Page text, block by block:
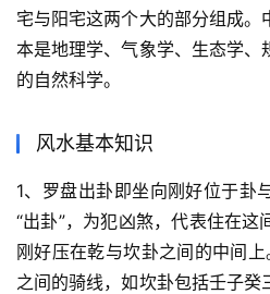
宅与阳宅这两个大的部分组成
本是地理学、气象学、生态学、
的自然科学。
风水基本知识
1、罗盘出卦即坐向刚好位于卦
“出卦”，为犯凶煞，代表住在
刚好压在乾与坎卦之间的中间
之间的骑线，如坎卦包括壬子